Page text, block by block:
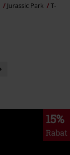
Jurassic Park
T-
15%
Rabat